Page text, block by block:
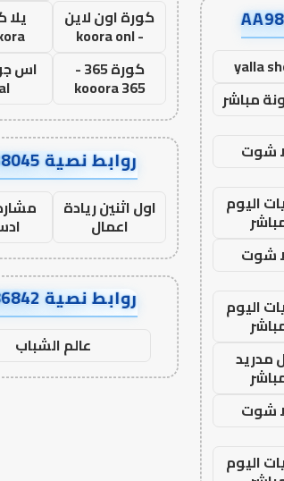
yalla
مباشر
شوت
اليوم
شوت
اليوم
مدريد
شوت
اليوم
كورة اون لاين
- koora onl
كورة 365 -
kooora 365
روابط نصية AA38045
اول اثنين ريادة
اعمال
روابط نصية AA86842
عالم الشباب